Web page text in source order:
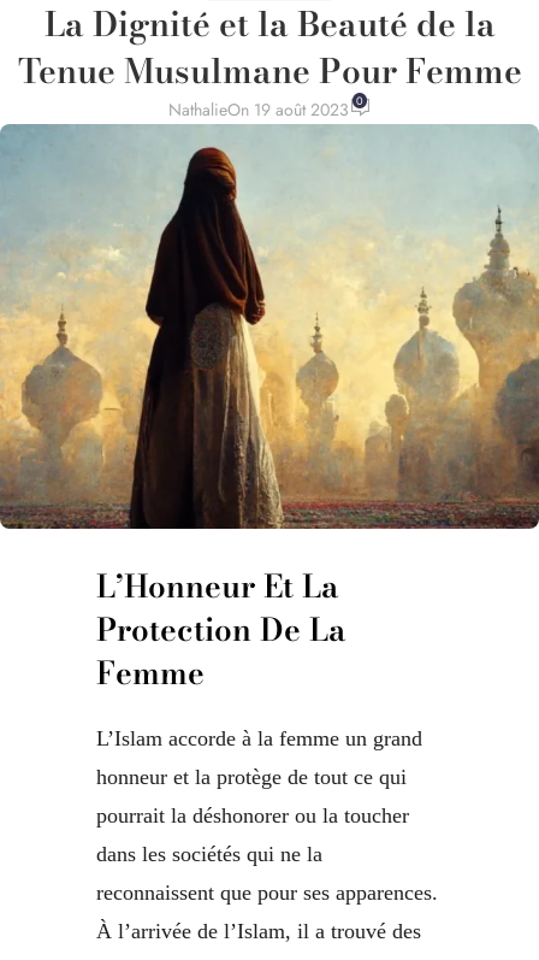
La Dignité et la Beauté de la
Tenue Musulmane Pour Femme
NathalieOn 19 août 2023 0
L’Honneur Et La
Protection De La
Femme
L’Islam accorde à la femme un grand
honneur et la protège de tout ce qui
pourrait la déshonorer ou la toucher
dans les sociétés qui ne la
reconnaissent que pour ses apparences.
À l’arrivée de l’Islam, il a trouvé des